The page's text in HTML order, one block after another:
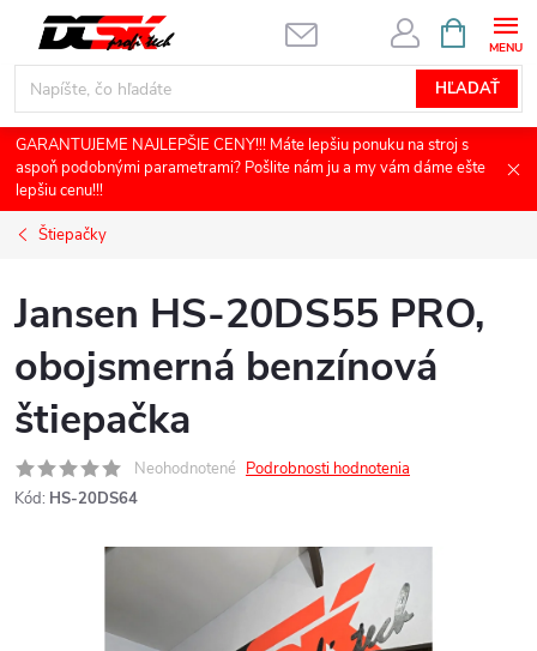
obsah
HĽADAŤ
KOŠÍK
GARANTUJEME NAJLEPŠIE CENY!!! Máte lepšiu ponuku na stroj s
aspoň podobnými parametrami? Pošlite nám ju a my vám dáme ešte
lepšiu cenu!!!
Štiepačky
Jansen HS-20DS55 PRO,
obojsmerná benzínová
štiepačka
Neohodnotené Podrobnosti hodnotenia
Kód: HS-20DS64